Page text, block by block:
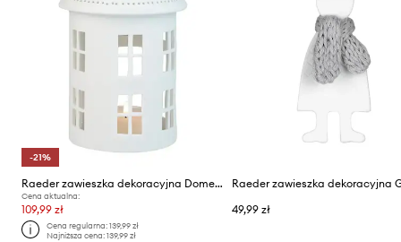
-21%
Raeder zawieszka dekoracyjna Domek L
Cena aktualna:
109,99 zł
Cena regularna:139,99 zł
Najniższa cena:139,99 zł
Raeder zawieszka dekoracyjna
49,99 zł